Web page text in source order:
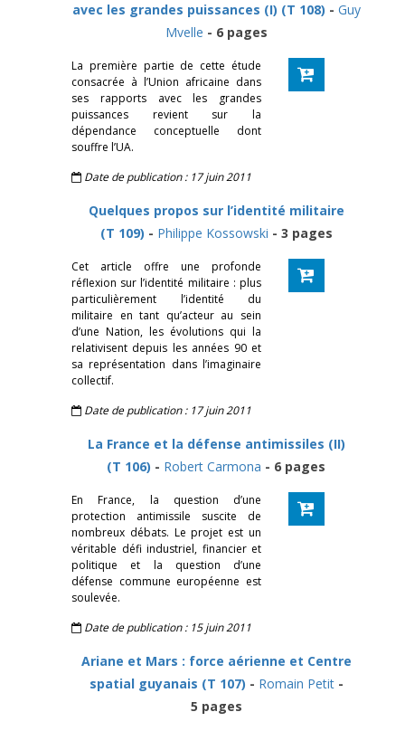
avec les grandes puissances (I) (T 108) - Guy
Mvelle - 6 pages
La première partie de cette étude
consacrée à l’Union africaine dans
ses rapports avec les grandes
puissances revient sur la
dépendance conceptuelle dont
souffre l’UA.
Date de publication : 17 juin 2011
Quelques propos sur l’identité militaire
(T 109) - Philippe Kossowski - 3 pages
Cet article offre une profonde
réflexion sur l’identité militaire : plus
particulièrement l’identité du
militaire en tant qu’acteur au sein
d’une Nation, les évolutions qui la
relativisent depuis les années 90 et
sa représentation dans l’imaginaire
collectif.
Date de publication : 17 juin 2011
La France et la défense antimissiles (II)
(T 106) - Robert Carmona - 6 pages
En France, la question d’une
protection antimissile suscite de
nombreux débats. Le projet est un
véritable défi industriel, financier et
politique et la question d’une
défense commune européenne est
soulevée.
Date de publication : 15 juin 2011
Ariane et Mars : force aérienne et Centre
spatial guyanais (T 107) - Romain Petit-
5 pages